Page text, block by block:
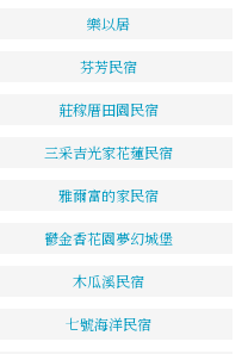
樂以居
芬芳民宿
莊稼厝田園民宿
三采吉光家花蓮民宿
雅爾富的家民宿
鬱金香花園夢幻城堡
木瓜溪民宿
七號海洋民宿